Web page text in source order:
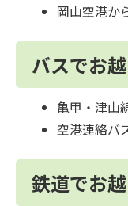
岡山空港
バスでお
亀甲・津山
空港連絡バ
鉄道でお